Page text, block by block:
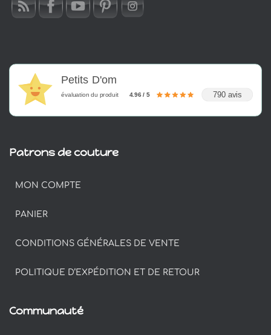
Petits D'om
évaluation du produit 4.96 / 5 790 avis
Patrons de couture
MON COMPTE
PANIER
CONDITIONS GÉNÉRALES DE VENTE
POLITIQUE D’EXPÉDITION ET DE RETOUR
Communauté